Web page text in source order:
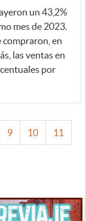
un 43,2%
mes de 2023.
compraron, en
las ventas en
por
9 10 11